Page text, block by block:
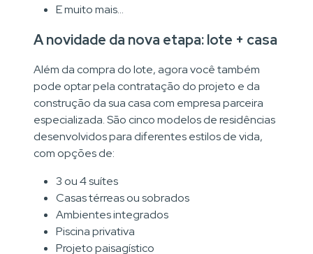
E muito mais…
A novidade da nova etapa: lote + casa
Além da compra do lote, agora você também
pode optar pela contratação do projeto e da
construção da sua casa com empresa parceira
especializada. São cinco modelos de residências
desenvolvidos para diferentes estilos de vida,
com opções de:
3 ou 4 suítes
Casas térreas ou sobrados
Ambientes integrados
Piscina privativa
Projeto paisagístico